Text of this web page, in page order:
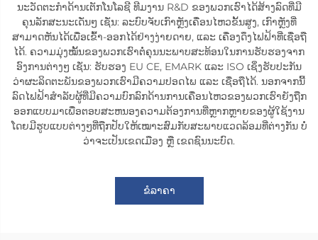
ນະວັດຕະກຳດ້ານເຕັກໂນໂລຊີ ທີມງານ R&D ຂອງພວກເຮົາໄດ້ສ້າງລົດທີ່ມີ
ຄຸນລັກສະນະເດັ່ນໆ ເຊັ່ນ: ລະບົບຈັບເກົາຫຼັງເຄື່ອນໄຫວຂັ້ນສູງ, ເກົາຫຼັງທີ່
ສາມາດຫັນໄດ້ເພື່ອເຂົ້າ-ອອກໄດ້ຢ່າງງ່າຍດາຍ, ແລະ ເຄື່ອງດຶງໄຟຟ້າທີ່ເຊື່ອຖື
ໄດ້. ຄວາມມຸ່ງໝັ້ນຂອງພວກເຮົາຕໍ່ຄຸນນະພາບສະທ້ອນໃນການຮັບຮອງຈາກ
ອົງການຕ່າງໆ ເຊັ່ນ: ຮັບຮອງ EU CE, EMARK ແລະ ISO ເຊິ່ງຮັບປະກັນ
ວ່າຜະລິດຕະພັນຂອງພວກເຮົາມີຄວາມປອດໄພ ແລະ ເຊື່ອຖືໄດ້. ນອກຈາກນີ້
ລົດໄຟຟ້າສຳລັບຜູ້ທີ່ມີຄວາມບົກລົກດ້ານການເຄື່ອນໄຫວຂອງພວກເຮົາຍັງຖືກ
ອອກແບບມາເພື່ອຕອບສະຫນອງຄວາມຕ້ອງການທີ່ຫຼາກຫຼາຍຂອງຜູ້ໃຊ້ງານ
ໂດຍມີຮູບແບບຕ່າງໆທີ່ຖືກປັບໃຫ້ເໝາະສົມກັບສະພາບແວດລ້ອມທີ່ຕ່າງກັນ ບໍ່
ວ່າຈະເປັນເຂດເມືອງ ຫຼື ເຂດຊົນນະບົດ.
ຂໍລາຄາ